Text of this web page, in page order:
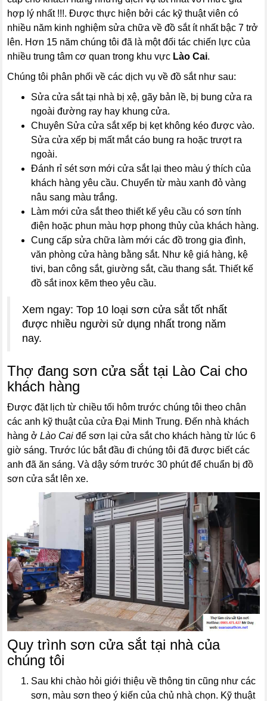
hợp lý nhất !!!. Được thực hiện bởi các kỹ thuật viên có
nhiều năm kinh nghiệm sửa chữa về đồ sắt ít nhất bậc 7 trở
lên. Hơn 15 năm chúng tôi đã là một đối tác chiến lực của
nhiều trung tâm cơ quan trong khu vực Lào Cai.
Chúng tôi phân phối về các dịch vụ về đồ sắt như sau:
Sửa cửa sắt tại nhà bị xệ, gãy bản lề, bị bung cửa ra
ngoài đường ray hay khung cửa.
Chuyên Sửa cửa sắt xếp bị kẹt không kéo được vào.
Sửa cửa xếp bị mất mắt cáo bung ra hoặc trượt ra
ngoài.
Đánh rỉ sét sơn mới cửa sắt lại theo màu ý thích của
khách hàng yêu cầu. Chuyển từ màu xanh đỏ vàng
nâu sang màu trắng.
Làm mới cửa sắt theo thiết kế yêu cầu có sơn tính
điện hoặc phun màu hợp phong thủy của khách hàng.
Cung cấp sửa chữa làm mới các đồ trong gia đình,
văn phòng cửa hàng bằng sắt. Như kệ giá hàng, kệ
tivi, ban công sắt, giường sắt, cầu thang sắt. Thiết kế
đồ sắt inox kẽm theo yêu cầu.
Xem ngay: Top 10 loại sơn cửa sắt tốt nhất
được nhiều người sử dụng nhất trong năm
nay.
Thợ đang sơn cửa sắt tại Lào Cai cho
khách hàng
Được đặt lịch từ chiều tối hôm trước chúng tôi theo chân
các anh kỹ thuật của cửa Đại Minh Trung. Đến nhà khách
hàng ởLào Cai để sơn lại cửa sắt cho khách hàng từ lúc 6
giờ sáng. Trước lúc bắt đầu đi chúng tôi đã được biết các
anh đã ăn sáng. Và dậy sớm trước 30 phút để chuẩn bị đồ
sơn cửa sắt lên xe.
Quy trình sơn cửa sắt tại nhà của
chúng tôi
Sau khi chào hỏi giới thiệu về thông tin cũng như các
sơn, màu sơn theo ý kiến của chủ nhà chọn. Kỹ thuật